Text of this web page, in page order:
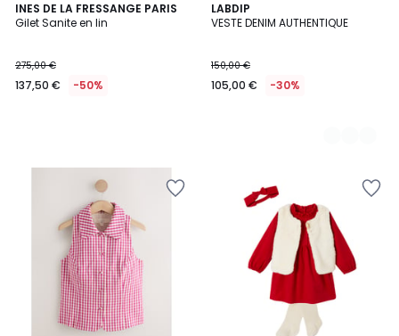
INES DE LA FRESSANGE PARIS
Gilet Sanite en lin
275,00 €
137,50 € -50%
LABDIP
VESTE DENIM AUTHENTIQUE
150,00 €
105,00 € -30%
2
Couleurs